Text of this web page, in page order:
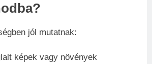
jól mutatnak:
képek vagy növények